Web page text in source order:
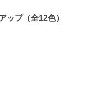
ップ（全12色）